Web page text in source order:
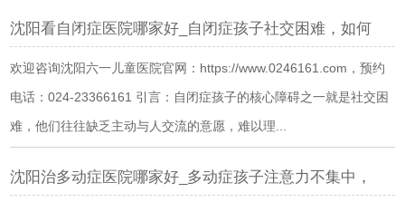
沈阳看自闭症医院哪家好_自闭症孩子社交困难，如何
欢迎咨询沈阳六一儿童医院官网：https://www.0246161.com，预约
电话：024-23366161 引言：自闭症孩子的核心障碍之一就是社交困
难，他们往往缺乏主动与人交流的意愿，难以理...
沈阳治多动症医院哪家好_多动症孩子注意力不集中，